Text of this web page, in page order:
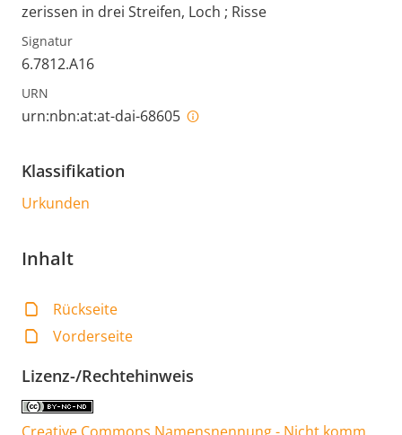
zerissen in drei Streifen, Loch ; Risse
Signatur
6.7812.A16
URN
urn:nbn:at:at-dai-68605
Klassifikation
Urkunden
Inhalt
Rückseite
Vorderseite
Lizenz-/Rechtehinweis